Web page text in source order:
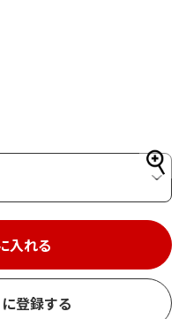
入れる
登録する